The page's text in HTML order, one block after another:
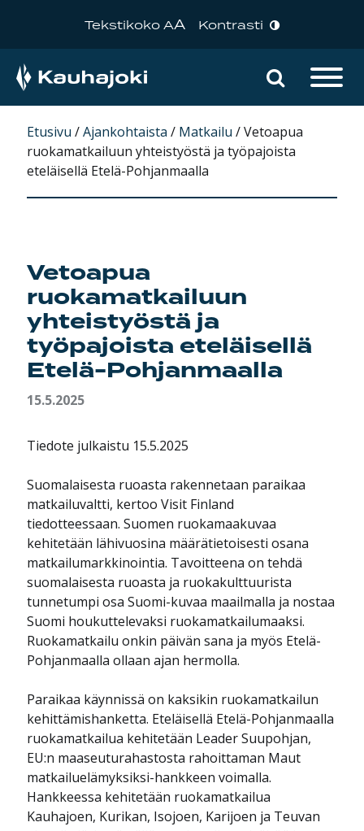
Tekstikoko AA Kontrasti
Päävalikko Hae
Etusivu /Ajankohtaista / Matkailu /Vetoapua
ruokamatkailuun yhteistyöstä ja työpajoista
eteläisellä Etelä-Pohjanmaalla
Vetoapua
ruokamatkailuun
yhteistyöstä ja
työpajoista eteläisellä
Etelä-Pohjanmaalla
15.5.2025
Tiedote julkaistu 15.5.2025
Suomalaisesta ruoasta rakennetaan paraikaa
matkailuvaltti, kertoo Visit Finland
tiedotteessaan. Suomen ruokamaakuvaa
kehitetään lähivuosina määrätietoisesti osana
matkailumarkkinointia. Tavoitteena on tehdä
suomalaisesta ruoasta ja ruokakulttuurista
tunnetumpi osa Suomi-kuvaa maailmalla ja nostaa
Suomi houkuttelevaksi ruokamatkailumaaksi.
Ruokamatkailu onkin päivän sana ja myös Etelä-
Pohjanmaalla ollaan ajan hermolla.
Paraikaa käynnissä on kaksikin ruokamatkailun
kehittämishanketta. Eteläisellä Etelä-Pohjanmaalla
ruokamatkailua kehitetään Leader Suupohjan,
EU:n maaseuturahastosta rahoittaman Maut
matkailuelämyksiksi-hankkeen voimalla.
Hankkeessa kehitetään ruokamatkailua
Kauhajoen, Kurikan, Isojoen, Karijoen ja Teuvan